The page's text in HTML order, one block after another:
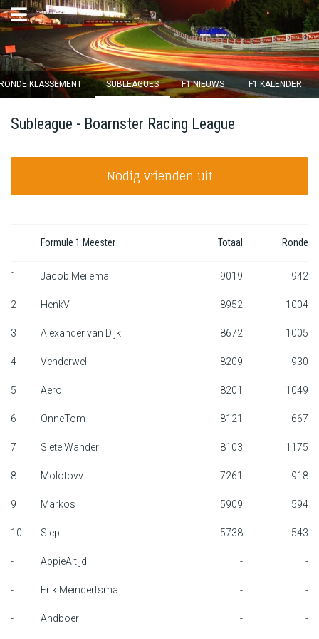
×
15d :
Inloggen
Klassement
Ronde klassement
English
KLASSEMENT SUBLEAGUES F1 NIEUWS F1 KALENDER
Subleague - Boarnster Racing League
Nodig vrienden uit
Formule 1 Meester Totaal Ronde
1 Jacob Meilema 9019 942
2 HenkV 8952 1004
3 Alexander van Dijk 8672 1005
4 Venderwel 8209 930
5 Aero 8201 1049
6 OnneTom 8121 667
7 Siete Wander 8103 1175
8 Molotovv 7261 918
9 Markos 5909 594
10 Siep 5738 543
- AppieAltijd - -
- Erik Meindertsma - -
- Andboer - -